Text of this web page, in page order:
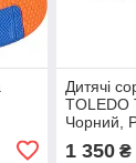
Дитячі
TOLEDO
Чорний,
1 350₴